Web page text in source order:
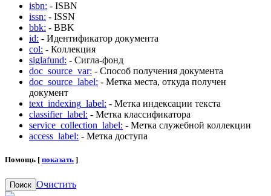
isbn: - ISBN
issn: - ISSN
bbk: - BBK
id: - Идентификатор документа
col: - Коллекция
siglafund: - Сигла-фонд
doc_source_var: - Способ получения документа
doc_source_label: - Метка места, откуда получен
документ
text_indexing_label: - Метка индексации текста
classifier_label: - Метка классификатора
service_collection_label: - Метка служебной коллекции
access_label: - Метка доступа
Помощь [ показать ]
Поиск Очистить